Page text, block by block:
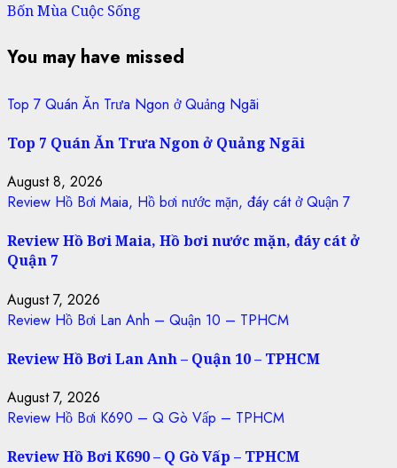
Bốn Mùa Cuộc Sống
You may have missed
Top 7 Quán Ăn Trưa Ngon ở Quảng Ngãi
Top 7 Quán Ăn Trưa Ngon ở Quảng Ngãi
August 8, 2026
Review Hồ Bơi Maia, Hồ bơi nước mặn, đáy cát ở Quận 7
Review Hồ Bơi Maia, Hồ bơi nước mặn, đáy cát ở
Quận 7
August 7, 2026
Review Hồ Bơi Lan Anh – Quận 10 – TPHCM
Review Hồ Bơi Lan Anh – Quận 10 – TPHCM
August 7, 2026
Review Hồ Bơi K690 – Q Gò Vấp – TPHCM
Review Hồ Bơi K690 – Q Gò Vấp – TPHCM